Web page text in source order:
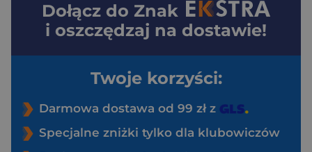
Dołącz do Znak
i oszczędzaj na dostawie!
Twoje korzyści:
Darmowa dostawa od 99 zł z
Specjalne zniżki tylko dla klubowiczów